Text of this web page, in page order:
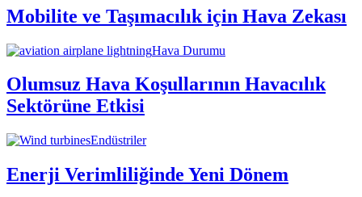
Mobilite ve Taşımacılık için Hava Zekası
Hava Durumu
Olumsuz Hava Koşullarının Havacılık
Sektörüne Etkisi
Endüstriler
Enerji Verimliliğinde Yeni Dönem